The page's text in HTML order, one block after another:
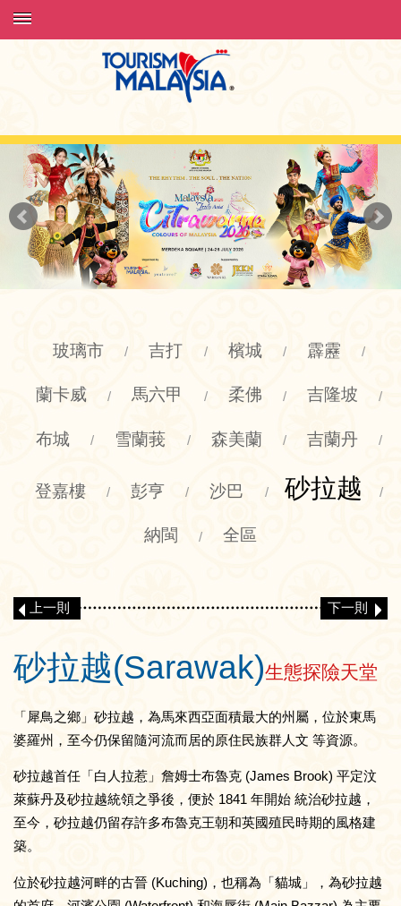
玻璃市 / 吉打 / 檳城 / 霹靂 /
蘭卡威 / 馬六甲 / 柔佛 / 吉隆坡 /
布城 / 雪蘭莪 / 森美蘭 / 吉蘭丹 /
登嘉樓 / 彭亨 / 沙巴 / 砂拉越 /
納閩 / 全區
上一則 下一則
砂拉越(Sarawak)生態探險天堂
「犀鳥之鄉」砂拉越，為馬來西亞面積最大的州屬，位於東馬
婆羅州，至今仍保留隨河流而居的原住民族群人文 等資源。
砂拉越首任「白人拉惹」詹姆士布魯克 (James Brook) 平定汶
萊蘇丹及砂拉越統領之爭後，便於 1841 年開始 統治砂拉越，
至今，砂拉越仍留存許多布魯克王朝和英國殖民時期的風格建
築。
位於砂拉越河畔的古晉 (Kuching)，也稱為「貓城」，為砂拉越